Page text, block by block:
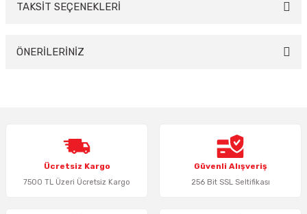
Bu ürüne ilk yorumu siz yapın!
TAKSİT SEÇENEKLERİ
ÖNERİLERİNİZ
Ürün resmi kalitesiz, bozuk veya görüntülenemiyor.
Ürün açıklamasında eksik bilgiler bulunuyor.
Ürün bilgilerinde hatalar bulunuyor.
Ücretsiz Kargo
7500 TL Üzeri Ücretsiz Kargo
Güvenli Alışveriş
256 Bit SSL Seltifikası